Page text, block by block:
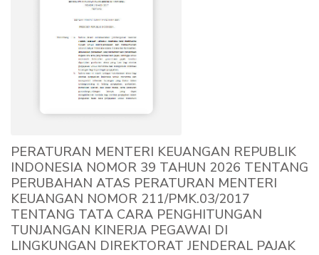
PERATURAN MENTERI KEUANGAN REPUBLIK
INDONESIA NOMOR 39 TAHUN 2026 TENTANG
PERUBAHAN ATAS PERATURAN MENTERI
KEUANGAN NOMOR 211/PMK.03/2017
TENTANG TATA CARA PENGHITUNGAN
TUNJANGAN KINERJA PEGAWAI DI
LINGKUNGAN DIREKTORAT JENDERAL PAJAK